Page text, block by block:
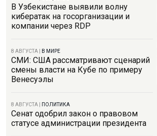
В Узбекистане выявили волну
кибератак на госорганизации и
компании через RDP
8 АВГУСТА В МИРЕ
СМИ: США рассматривают сценарий
смены власти на Кубе по примеру
Венесуэлы
8 АВГУСТА ПОЛИТИКА
Сенат одобрил закон о правовом
статусе администрации президента